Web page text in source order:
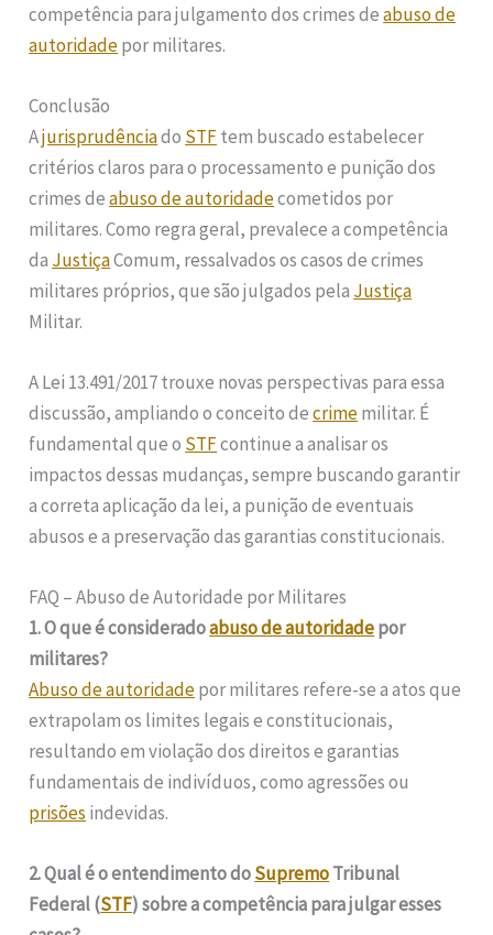
competência para julgamento dos crimes deabuso de
autoridadepor militares.
Conclusão
Ajurisprudênciado STFtem buscado estabelecer
critérios claros para o processamento e punição dos
crimes deabuso de autoridadecometidos por
militares. Como regra geral, prevalece a competência
da JustiçaComum, ressalvados os casos de crimes
militares próprios, que são julgados pela Justiça
Militar.
A Lei 13.491/2017 trouxe novas perspectivas para essa
discussão, ampliando o conceito decrimemilitar. É
fundamental que o STFcontinue a analisar os
impactos dessas mudanças, sempre buscando garantir
a correta aplicação da lei, a punição de eventuais
abusos e a preservação das garantias constitucionais.
FAQ – Abuso de Autoridade por Militares
1. O que é consideradoabuso de autoridadepor
militares?
Abuso de autoridadepor militares refere-se a atos que
extrapolam os limites legais e constitucionais,
resultando em violação dos direitos e garantias
fundamentais de indivíduos, como agressões ou
prisões indevidas.
2. Qual é o entendimento doSupremoTribunal
Federal (STF) sobre a competência para julgar esses